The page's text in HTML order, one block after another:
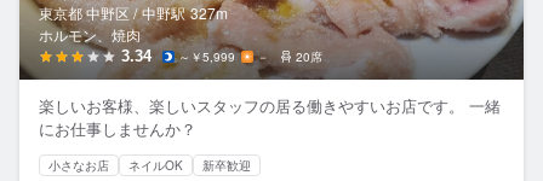
東京都 中野区 / 中野駅 327m
ホルモン、焼肉
3.34 ～￥5,999 － 20席
楽しいお客様、楽しいスタッフの居る働きやすいお店です。 一緒
にお仕事しませんか？
小さなお店 ネイルOK 新卒歓迎